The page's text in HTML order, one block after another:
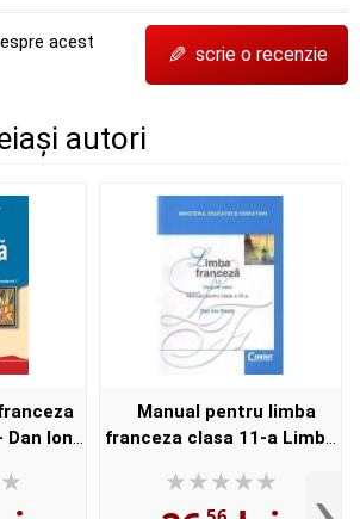
acest
✎ scrie o recenzie
autori
Dan Ion
Manual pentru limba
franceza clasa 11-a Limba